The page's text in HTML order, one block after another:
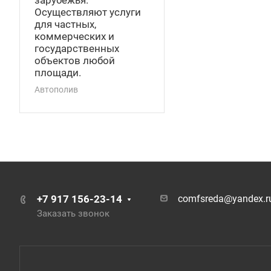
Осуществляют услуги
для частных,
коммерческих и
государственных
объектов любой
площади.
Автополив
+7 917 156-23-14
Заказать звонок